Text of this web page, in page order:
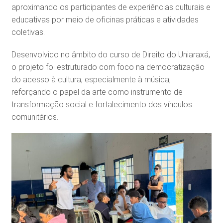
aproximando os participantes de experiências culturais e
educativas por meio de oficinas práticas e atividades
coletivas.
Desenvolvido no âmbito do curso de Direito do Uniaraxá,
o projeto foi estruturado com foco na democratização
do acesso à cultura, especialmente à música,
reforçando o papel da arte como instrumento de
transformação social e fortalecimento dos vínculos
comunitários.